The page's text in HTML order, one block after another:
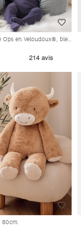
Ops en Veloudoux®, bleu
80cm